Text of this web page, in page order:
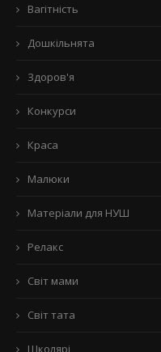
Вагітність
Дошкільнята
Здоров'я
Конкурси
Краса
Малюки
Матеріали для НУШ
Релакс
Світ мами
Світ тата
Школярі